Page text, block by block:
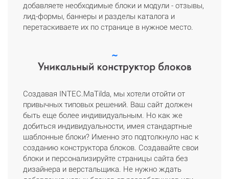
добавляете необходимые блоки и модули - отзывы,
лид-формы, баннеры и разделы каталога и
перетаскиваете их по странице в нужное место.
Создавая INTEC.MaTilda, мы хотели отойти от
привычных типовых решений. Ваш сайт должен
быть еще более индивидуальным. Но как же
добиться индивидуальности, имея стандартные
шаблонные блоки? Именно это подтолкнуло нас к
созданию конструктора блоков. Создавайте свои
блоки и персонализируйте страницы сайта без
дизайнера и верстальщика. Не нужно ждать